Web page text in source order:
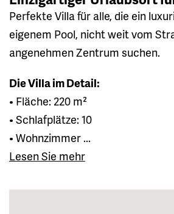
Perfekte Villa für alle, die ein
eigenem Pool, nicht weit vom
angenehmen Zentrum suchen.
Die Villa im Detail:
• Fläche: 220 m²
• Schlafplätze: 10
• Wohnzimmer ...
Lesen Sie mehr